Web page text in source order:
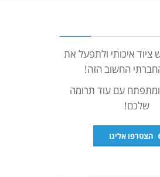
ציוד איכותי ולתפעל את
החשוב הזה!
ומתפתח עם עוד תרומה
שלכם!
הצטרפו אלינו